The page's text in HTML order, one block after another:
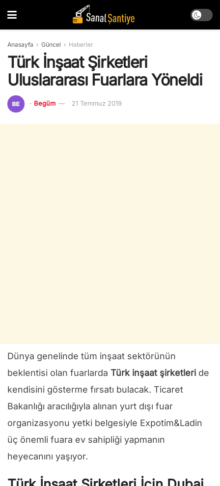
Anasayfa Güncel Haberler
Türk İnşaat Şirketleri
Uluslararası Fuarlara Yöneldi
- Begüm 21 Temmuz 2019
Dünya genelinde tüm inşaat sektörünün
beklentisi olan fuarlarda Türk inşaat şirketleri de
kendisini gösterme fırsatı bulacak. Ticaret
Bakanlığı aracılığıyla alınan yurt dışı fuar
organizasyonu yetki belgesiyle Expotim&Ladin
üç önemli fuara ev sahipliği yapmanın
heyecanını yaşıyor.